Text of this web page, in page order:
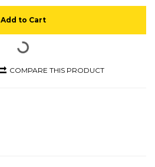
Add to Cart
COMPARE THIS PRODUCT